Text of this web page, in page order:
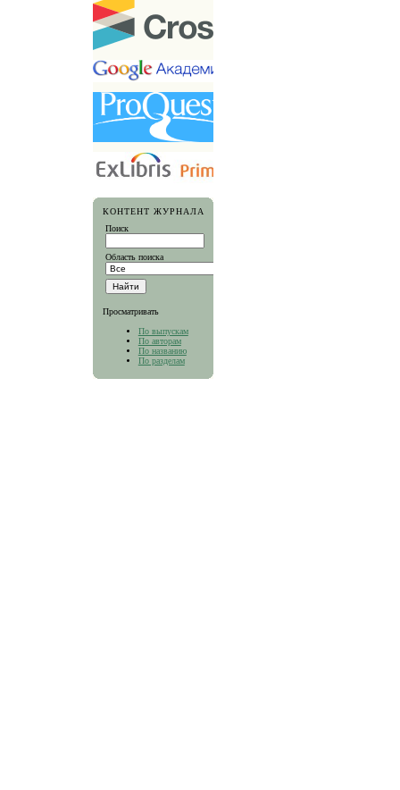
КОНТЕНТ ЖУРНАЛА
Поиск
Область поиска
Просматривать
По выпускам
По авторам
По названию
По разделам